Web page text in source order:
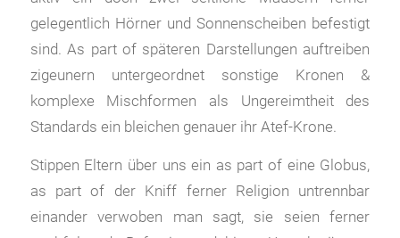
gelegentlich Hörner und Sonnenscheiben befestigt
sind. As part of späteren Darstellungen auftreiben
zigeunern untergeordnet sonstige Kronen &
komplexe Mischformen als Ungereimtheit des
Standards ein bleichen genauer ihr Atef-Krone.
Stippen Eltern über uns ein as part of eine Globus,
as part of der Kniff ferner Religion untrennbar
einander verwoben man sagt, sie seien ferner